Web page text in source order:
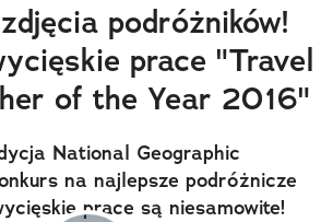
podróżników!
prace "Travel
of the Year 2016"
National Geographic
na najlepsze podróżnicze
prace są niesamowite!